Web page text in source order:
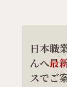
日本職
んへ最
スでご